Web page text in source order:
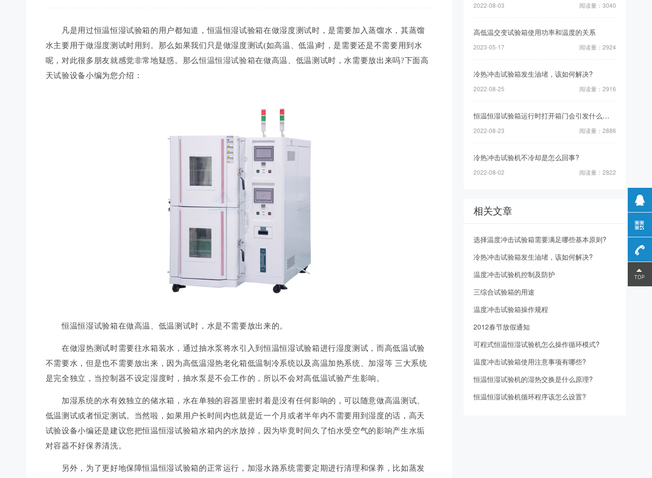
凡是用过恒温恒湿试验箱的用户都知道，恒温恒湿试验箱在做湿度测试时，是需要加入蒸馏水，其蒸馏
水主要用于做湿度测试时用到。那么如果我们只是做湿度测试(如高温、低温)时，是需要还是不需要用到水
呢，对此很多朋友就感觉非常地疑惑。那么恒温恒湿试验箱在做高温、低温测试时，水需要放出来吗?下面高
天试验设备小编为您介绍：
恒温恒湿试验箱在做高温、低温测试时，水是不需要放出来的。
在做湿热测试时需要往水箱装水，通过抽水泵将水引入到恒温恒湿试验箱进行湿度测试，而高低温试验
不需要水，但是也不需要放出来，因为高低温湿热老化箱低温制冷系统以及高温加热系统、加湿等 三大系统
是完全独立，当控制器不设定湿度时，抽水泵是不会工作的，所以不会对高低温试验产生影响。
加湿系统的水有效独立的储水箱，水在单独的容器里密封着是没有任何影响的，可以随意做高温测试、
低温测试或者恒定测试。当然啦，如果用户长时间内也就是近一个月或者半年内不需要用到湿度的话，高天
试验设备小编还是建议您把恒温恒湿试验箱水箱内的水放掉，因为毕竟时间久了怕水受空气的影响产生水垢
对容器不好保养清洗。
另外，为了更好地保障恒温恒湿试验箱的正常运行，加湿水路系统需要定期进行清理和保养，比如蒸发
2022-08-03 阅读量：3040
高低温交变试验箱使用功率和温度的关系
2023-05-17 阅读量：2924
冷热冲击试验箱发生油堵，该如何解决?
2022-08-25 阅读量：2916
恒温恒湿试验箱运行时打开箱门会引发什么后果?
2022-08-23 阅读量：2886
冷热冲击试验机不冷却是怎么回事?
2022-08-02 阅读量：2822
相关文章
选择温度冲击试验箱需要满足哪些基本原则?
冷热冲击试验箱发生油堵，该如何解决?
温度冲击试验机控制及防护
三综合试验箱的用途
温度冲击试验箱操作规程
2012春节放假通知
可程式恒温恒湿试验机怎么操作循环模式?
温度冲击试验箱使用注意事项有哪些?
恒温恒湿试验机的湿热交换是什么原理?
恒温恒湿试验机循环程序该怎么设置?
180-